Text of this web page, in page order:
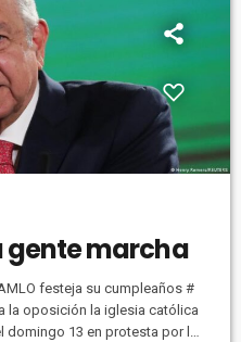
gente marcha
festeja su cumpleaños #
la oposición la iglesia católica
domingo 13 en protesta por la